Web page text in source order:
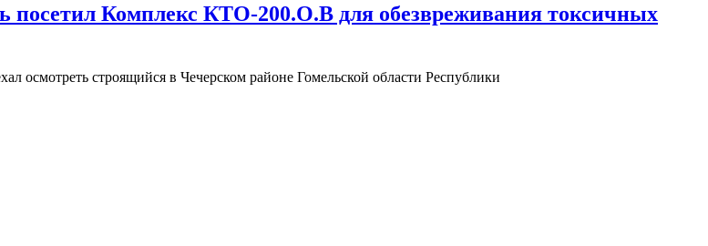
посетил Комплекс КТО-200.О.В для обезвреживания токсичных
строящийся в Чечерском районе Гомельской области Республики